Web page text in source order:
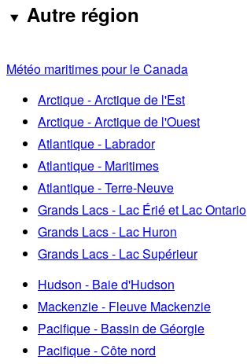
Autre région
Météo maritimes pour le Canada
Arctique - Arctique de l'Est
Arctique - Arctique de l'Ouest
Atlantique - Labrador
Atlantique - Maritimes
Atlantique - Terre-Neuve
Grands Lacs - Lac Érié et Lac Ontario
Grands Lacs - Lac Huron
Grands Lacs - Lac Supérieur
Hudson - Baie d'Hudson
Mackenzie - Fleuve Mackenzie
Pacifique - Bassin de Géorgie
Pacifique - Côte nord